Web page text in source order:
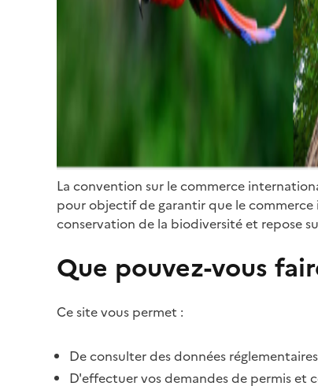
La convention sur le commerce
pour objectif de garantir que le commerce
conservation de la biodiversité et repose
Que pouvez-vous
Ce site vous permet :
De consulter des données
D'effectuer vos demandes de permis et